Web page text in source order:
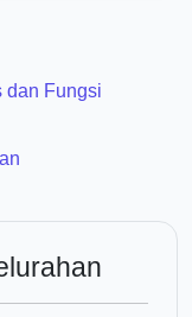
dan Fungsi